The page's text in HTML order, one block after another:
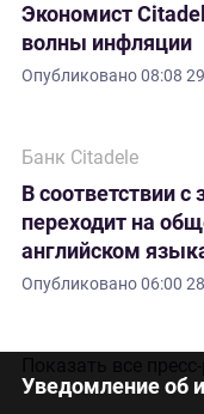
Уведомление об
Экономист
волны инфляции
Опубликовано08:08
Банк Citadele
В соответствии
переходит на
английском
Опубликовано06:00